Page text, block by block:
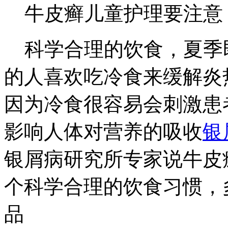
牛皮癣儿童护理要注意
科学合理的饮食，夏季
的人喜欢吃冷食来缓解
因为冷食很容易会刺激
影响人体对营养的吸收银
银屑病研究所专家说牛
个科学合理的饮食习惯
品